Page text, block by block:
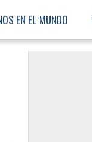
EN EL MUNDO